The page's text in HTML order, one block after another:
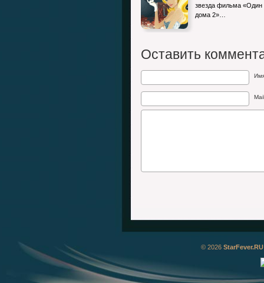
звезда фильма «Один
дома 2»…
Оставить
© 2026 StarFever.RU